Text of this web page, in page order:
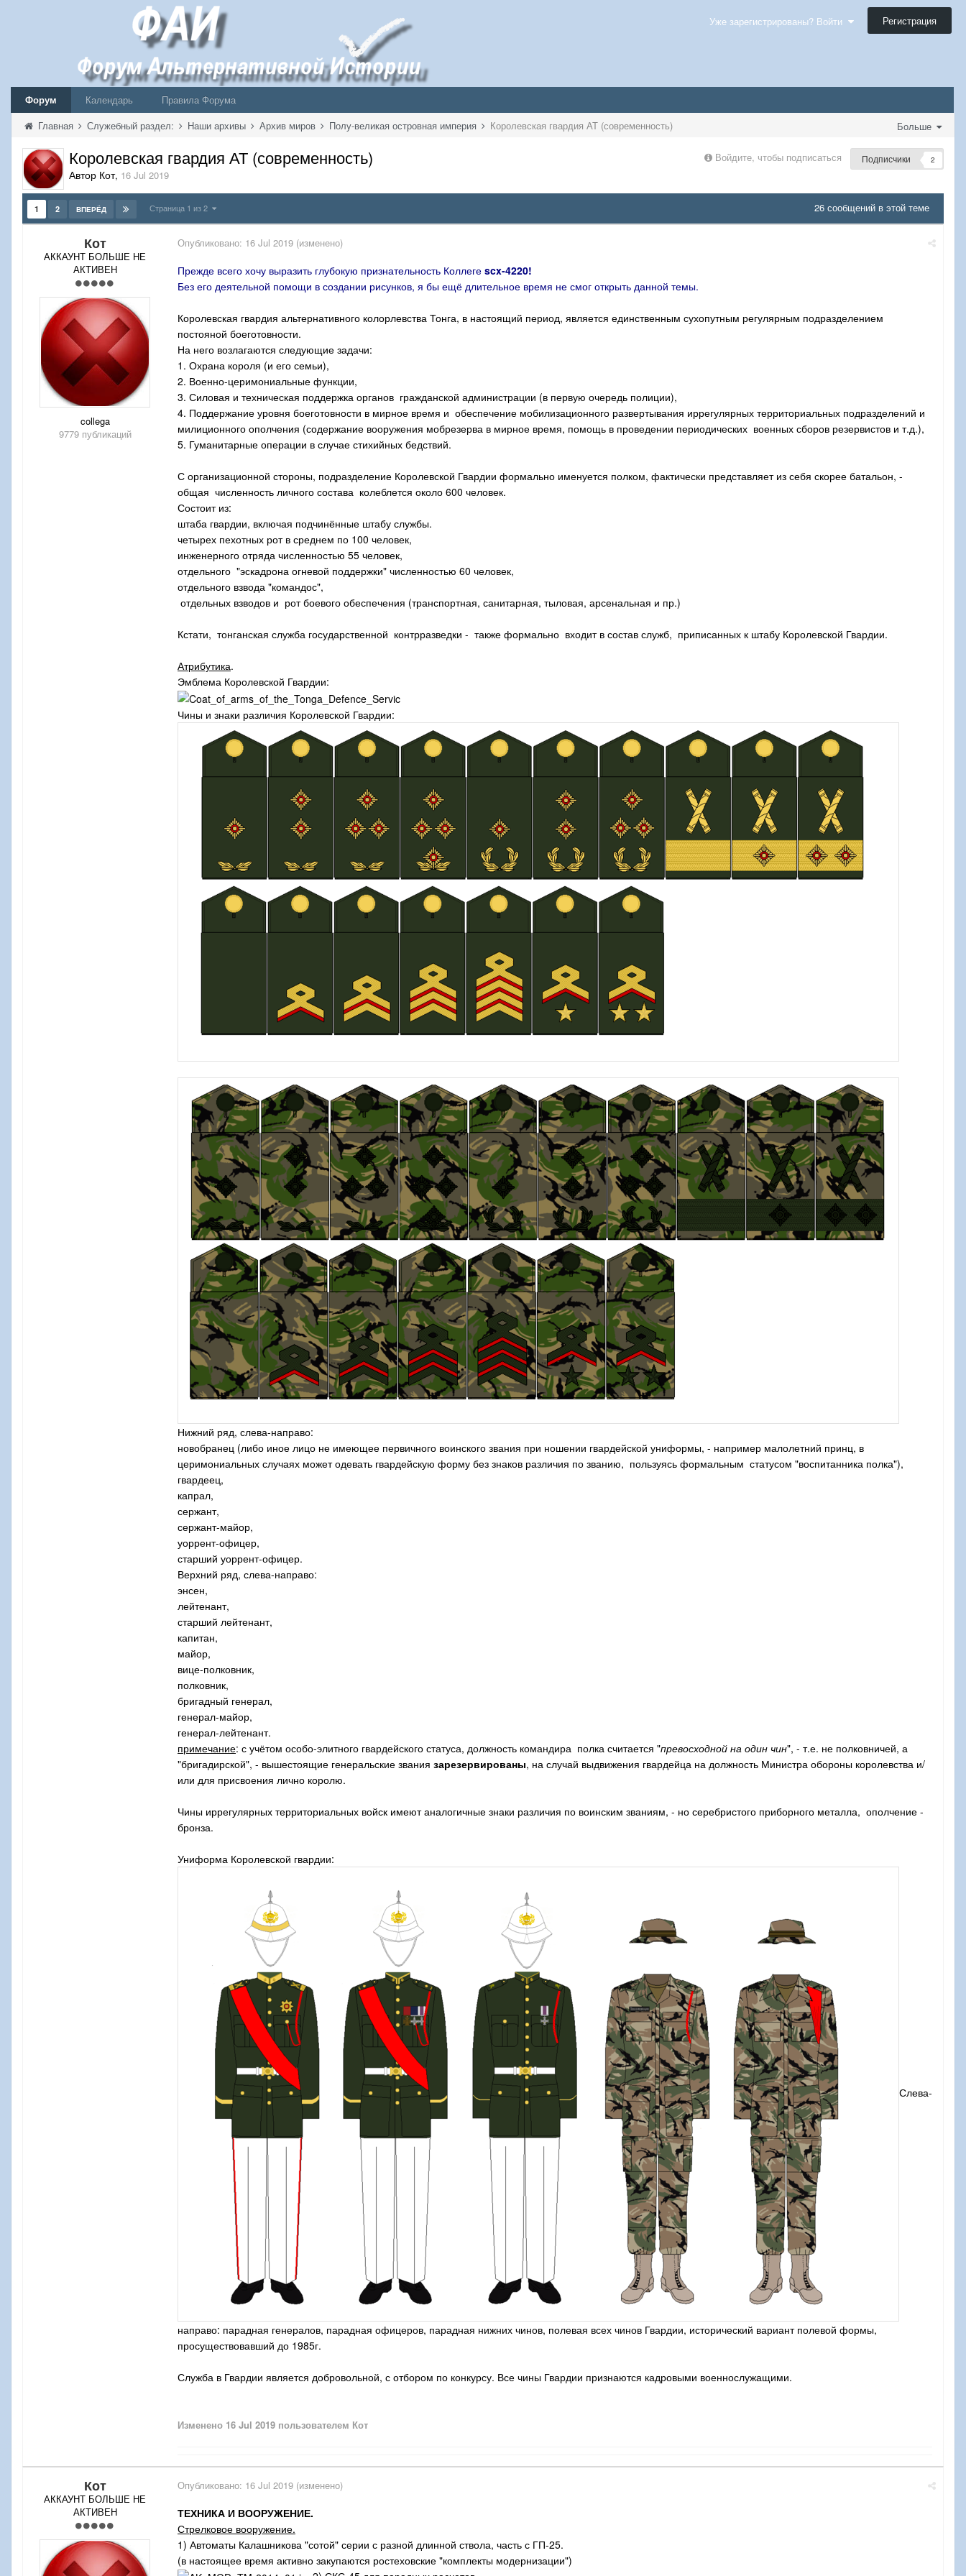
Уже зарегистрированы? Войти Регистрация
Форум Календарь
Правила Форума
Больше
Главная Служебный раздел: Наши архивы Архив миров Полу-великая островная империя Королевская гвардия АТ (современность)
Войдите, чтобы подписаться Подписчики 2
Королевская гвардия АТ (современность)
Автор Кот, 16 Jul 2019
26 сообщений в этой теме
1 2 ВПЕРЁД Страница 1 из 2
Кот
АККАУНТ БОЛЬШЕ НЕ
АКТИВЕН
collega
9779 публикаций
Опубликовано: 16 Jul 2019 (изменено)
Прежде всего хочу выразить глубокую признательность Коллеге scx-4220!
Без его деятельной помощи в создании рисунков, я бы ещё длительное время не смог открыть данной темы.
Королевская гвардия альтернативного колорлевства Тонга, в настоящий период, является единственным сухопутным регулярным подразделением
постояной боеготовности.
На него возлагаются следующие задачи:
1. Охрана короля (и его семьи),
2. Военно-церимониальные функции,
3. Силовая и техническая поддержка органов гражданской администрации (в первую очередь полиции),
4. Поддержание уровня боеготовности в мирное время и обеспечение мобилизационного развертывания иррегулярных территориальных подразделений и
милиционного ополчения (содержание вооружения мобрезерва в мирное время, помощь в проведении периодических военных сборов резервистов и т.д.),
5. Гуманитарные операции в случае стихийных бедствий.
С организационной стороны, подразделение Королевской Гвардии формально именуется полком, фактически представляет из себя скорее батальон, -
общая численность личного состава колеблется около 600 человек.
Состоит из:
штаба гвардии, включая подчинённые штабу службы.
четырех пехотных рот в среднем по 100 человек,
инженерного отряда численностью 55 человек,
отдельного "эскадрона огневой поддержки" численностью 60 человек,
отдельного взвода "командос",
отдельных взводов и рот боевого обеспечения (транспортная, санитарная, тыловая, арсенальная и пр.)
Кстати, тонганская служба государственной контрразведки - также формально входит в состав служб, приписанных к штабу Королевской Гвардии.
Атрибутика.
Эмблема Королевской Гвардии:
Чины и знаки различия Королевской Гвардии:
Нижний ряд, слева-направо:
новобранец (либо иное лицо не имеющее первичного воинского звания при ношении гвардейской униформы, - например малолетний принц, в
церимониальных случаях может одевать гвардейскую форму без знаков различия по званию, пользуясь формальным статусом "воспитанника полка"),
гвардеец,
капрал,
сержант,
сержант-майор,
уоррент-офицер,
старший уоррент-офицер.
Верхний ряд, слева-направо:
энсен,
лейтенант,
старший лейтенант,
капитан,
майор,
вице-полковник,
полковник,
бригадный генерал,
генерал-майор,
генерал-лейтенант.
примечание: с учётом особо-элитного гвардейского статуса, должность командира полка считается "превосходной на один чин", - т.е. не полковничей, а
"бригадирской", - вышестоящие генеральские звания зарезервированы, на случай выдвижения гвардейца на должность Министра обороны королевства и/
или для присвоения лично королю.
Чины иррегулярных территориальных войск имеют аналогичные знаки различия по воинским званиям, - но серебристого приборного металла, ополчение -
бронза.
Униформа Королевской гвардии:
Слева-
направо: парадная генералов, парадная офицеров, парадная нижних чинов, полевая всех чинов Гвардии, исторический вариант полевой формы,
просуществовавший до 1985г.
Служба в Гвардии является добровольной, с отбором по конкурсу. Все чины Гвардии признаются кадровыми военнослужащими.
Изменено 16 Jul 2019 пользователем Кот
Кот
АККАУНТ БОЛЬШЕ НЕ
АКТИВЕН
Опубликовано: 16 Jul 2019 (изменено)
ТЕХНИКА И ВООРУЖЕНИЕ.
Стрелковое вооружение.
1) Автоматы Калашникова "сотой" серии с разной длинной ствола, часть с ГП-25.
(в настоящее время активно закупаются ростеховские "комплекты модернизации")